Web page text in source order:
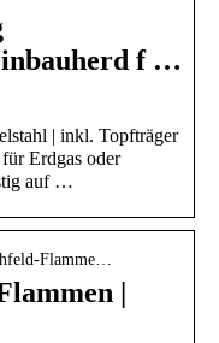
f …
| inkl. Topfträger
Erdgas oder
auf …
Flamme…
|